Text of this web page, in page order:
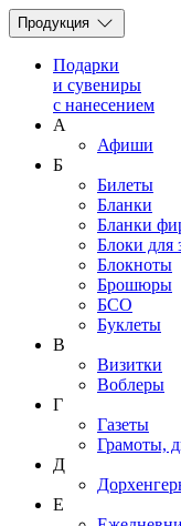
Продукция
Подарки
и сувениры
с нанесением
А
Афиши
Б
Билеты
Бланки
Бланки
Блоки для
Блокноты
Брошюры
БСО
Буклеты
В
Визитки
Воблеры
Г
Газеты
Грамоты,
Д
Е